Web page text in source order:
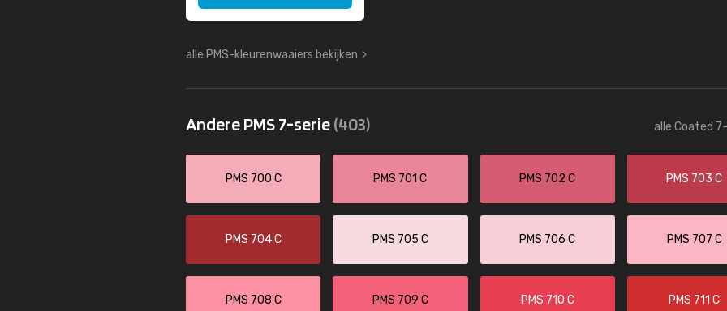
alle PMS-kleurenwaaiers bekijken
Andere PMS 7-serie(403) alle Coated
PMS 700 C PMS 701 C PMS 702 C PMS 703 C
PMS 704 C PMS 705 C PMS 706 C PMS 707 C
PMS 708 C PMS 709 C PMS 710 C PMS 711 C